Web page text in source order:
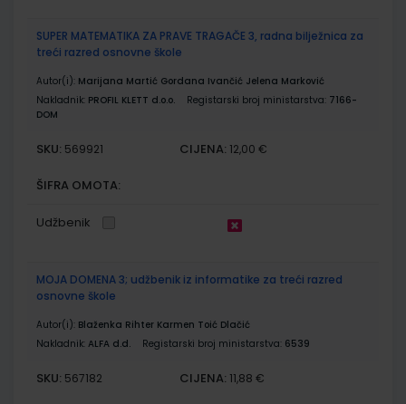
SUPER MATEMATIKA ZA PRAVE TRAGAČE 3, radna bilježnica za
treći razred osnovne škole
Autor(i): Marijana Martić Gordana Ivančić Jelena Marković
Nakladnik: PROFIL KLETT d.o.o. Registarski broj ministarstva: 7166-
DOM
SKU: 569921 CIJENA: 12,00 €
ŠIFRA OMOTA:
Udžbenik
MOJA DOMENA 3; udžbenik iz informatike za treći razred
osnovne škole
Autor(i): Blaženka Rihter Karmen Toić Dlačić
Nakladnik: ALFA d.d. Registarski broj ministarstva: 6539
SKU: 567182 CIJENA: 11,88 €